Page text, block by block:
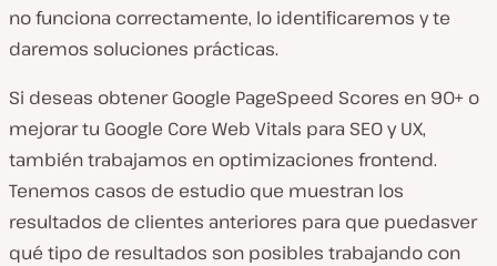
no funciona correctamente, lo identificaremos y te
daremos soluciones prácticas.
Si deseas obtener Google PageSpeed Scores en 90+ o
mejorar tu Google Core Web Vitals para SEO y UX,
también trabajamos en optimizaciones frontend.
Tenemos casos de estudio que muestran los
resultados de clientes anteriores para que puedasver
qué tipo de resultados son posibles trabajando con